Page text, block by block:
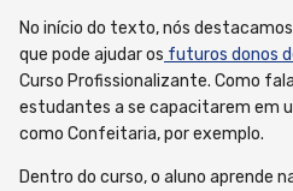
No início do texto, nós
que pode ajudar os futuros donos
Curso Profissionalizante. Como
estudantes a se capacitarem em
como Confeitaria, por exemplo.
Dentro do curso, o aluno aprende